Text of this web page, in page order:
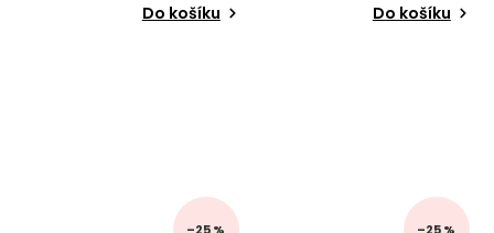
Do košíku Do košíku
–25 % –25 %